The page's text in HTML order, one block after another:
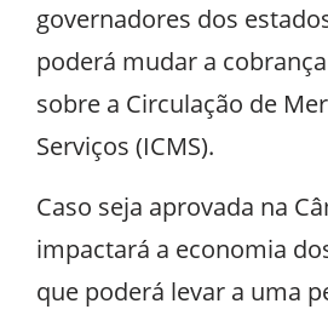
governadores dos
poderá mudar a
sobre a Circulação de
Serviços (ICMS).
Caso seja aprovada na
impactará a economia
que poderá levar a uma